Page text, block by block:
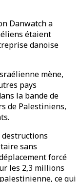
Danwatch a
étaient
danoise
mène,
pays
la bande de
de Palestiniens,
destructions
sans
forcé
les 2,3 millions
ce qui